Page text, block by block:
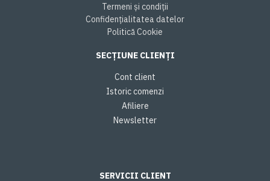
Termeni și condiții
Confidențialitatea datelor
Politică Cookie
SECȚIUNE CLIENȚI
Cont client
Istoric comenzi
Afiliere
Newsletter
SERVICII CLIENT